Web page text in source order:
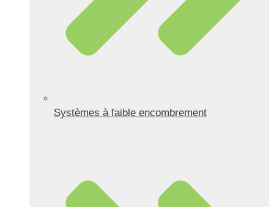
Systèmes à faible encombrement